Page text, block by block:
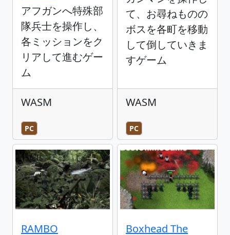
アフガンへ特殊部
隊兵士を操作し、
各ミッションをク
リアして進むゲー
ム
WASM
PC
て、お尋ねものの
ボスを各町を移動
して倒していきま
すゲーム
WASM
PC
RAMBO
Boxhead The